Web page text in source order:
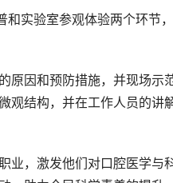
和实验室参观体验两个环节
原因和预防措施，并现场示
观结构，并在工作人员的讲
业，激发他们对口腔医学与